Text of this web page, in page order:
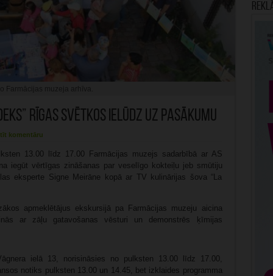
Rīgas svētkos ielūdz uz pasākumu
komentāru
13.00 līdz 17.00 Farmācijas muzejs sadarbībā ar AS
iegūt vērtīgas zināšanas par veselīgo kokteiļu jeb smūtiju
eksperte Signe Meirāne kopā ar TV kulinārijas šova “La
apmeklētājus ekskursijā pa Farmācijas muzeju aicina
ar zāļu gatavošanas vēsturi un demonstrēs ķīmijas
ielā 13, norisināsies no pulksten 13.00 līdz 17.00,
notiks pulksten 13.00 un 14.45, bet izklaides programma